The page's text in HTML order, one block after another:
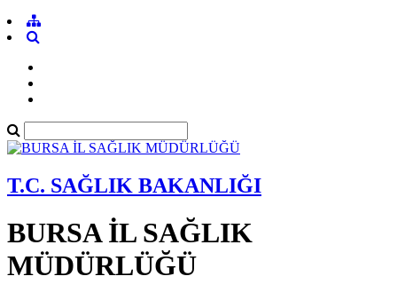
T.C. SAĞLIK BAKANLIĞI
BURSA İL SAĞLIK
MÜDÜRLÜĞÜ